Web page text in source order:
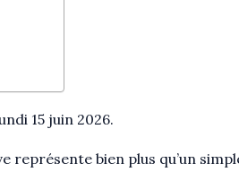
15 juin 2026.
bien plus qu’un